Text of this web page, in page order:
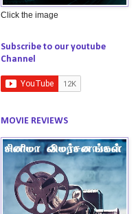
Click the image
Subscribe to our youtube
Channel
MOVIE REVIEWS